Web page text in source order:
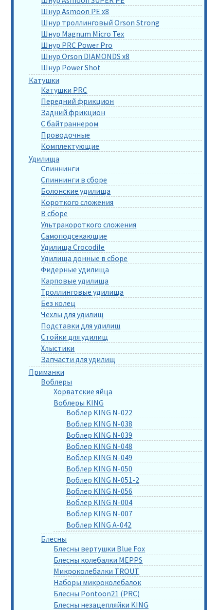
Шнур Asmoon PE x8
Шнур троллинговый Orson Strong
Шнур Magnum Micro Tex
Шнур PRC Power Pro
Шнур Orson DIAMONDS x8
Шнур Power Shot
Катушки
Катушки PRC
Передний фрикцион
Задний фрикцион
С байтраннером
Проводочные
Комплектующие
Удилища
Спиннинги
Спиннинги в сборе
Болонские удилища
Короткого сложения
В сборе
Ультракороткого сложения
Самоподсекающие
Удилища Crocodile
Удилища донные в сборе
Фидерные удилища
Карповые удилища
Троллинговые удилища
Без колец
Чехлы для удилищ
Подставки для удилищ
Стойки для удилищ
Хлыстики
Запчасти для удилищ
Приманки
Воблеры
Хорватские яйца
Воблеры KING
Воблер KING N-022
Воблер KING N-038
Воблер KING N-039
Воблер KING N-048
Воблер KING N-049
Воблер KING N-050
Воблер KING N-051-2
Воблер KING N-056
Воблер KING N-004
Воблер KING N-007
Воблер KING A-042
Блесны
Блесны вертушки Blue Fox
Блесны колебалки MEPPS
Микроколебалки TROUT
Наборы микроколебалок
Блесны Pontoon21 (PRC)
Блесны незацепляйки KING